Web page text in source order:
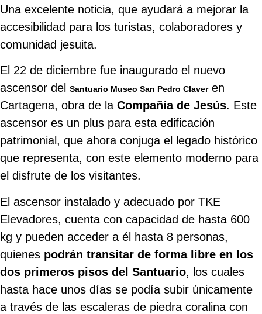
Una excelente noticia, que ayudará a mejorar la
accesibilidad para los turistas, colaboradores y
comunidad jesuita.
El 22 de diciembre fue inaugurado el nuevo
ascensor del
Santuario Museo San Pedro Claveren
Cartagena, obra de la Compañía de Jesús. Este
ascensor es un plus para esta edificación
patrimonial, que ahora conjuga el legado histórico
que representa, con este elemento moderno para
el disfrute de los visitantes.
El ascensor instalado y adecuado por TKE
Elevadores, cuenta con capacidad de hasta 600
kg y pueden acceder a él hasta 8 personas,
quienes podrán transitar de forma libre en los
dos primeros pisos del Santuario, los cuales
hasta hace unos días se podía subir únicamente
a través de las escaleras de piedra coralina con